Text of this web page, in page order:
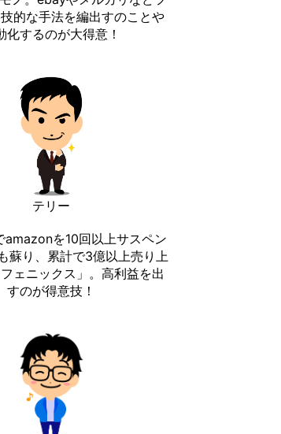
的な手法を編出すのことや
化するのが大得意！
テリー
amazonを10回以上サスペン
蘇り、累計で3億以上売り上
ェニックス」。高利益を出
すのが得意技！